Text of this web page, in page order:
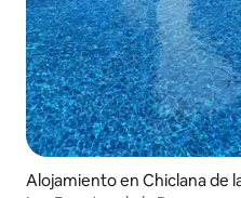
Alojamiento en Chiclana de